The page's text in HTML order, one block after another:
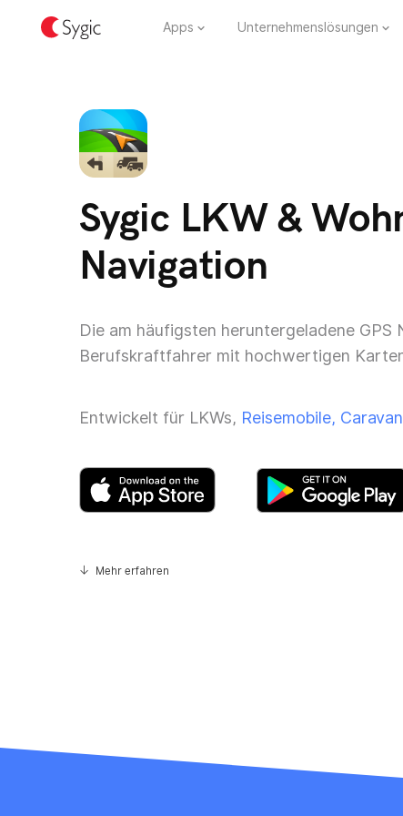
Apps Unternehmenslösungen
Sygic LKW &
Navigation
Die am häufigsten heruntergeladene GPS
Berufskraftfahrer mit hochwertigen
Entwickelt für LKWs, Reisemobile,
Mehr erfahren